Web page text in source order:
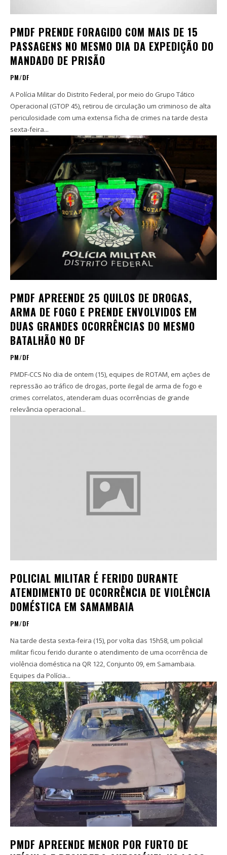
PMDF PRENDE FORAGIDO COM MAIS DE 15
PASSAGENS NO MESMO DIA DA EXPEDIÇÃO DO
MANDADO DE PRISÃO
PM/DF
A Polícia Militar do Distrito Federal, por meio do Grupo Tático
Operacional (GTOP 45), retirou de circulação um criminoso de alta
periculosidade com uma extensa ficha de crimes na tarde desta
sexta-feira...
PMDF APREENDE 25 QUILOS DE DROGAS,
ARMA DE FOGO E PRENDE ENVOLVIDOS EM
DUAS GRANDES OCORRÊNCIAS DO MESMO
BATALHÃO NO DF
PM/DF
PMDF-CCS No dia de ontem (15), equipes de ROTAM, em ações de
repressão ao tráfico de drogas, porte ilegal de arma de fogo e
crimes correlatos, atenderam duas ocorrências de grande
relevância operacional...
POLICIAL MILITAR É FERIDO DURANTE
ATENDIMENTO DE OCORRÊNCIA DE VIOLÊNCIA
DOMÉSTICA EM SAMAMBAIA
PM/DF
Na tarde desta sexta-feira (15), por volta das 15h58, um policial
militar ficou ferido durante o atendimento de uma ocorrência de
violência doméstica na QR 122, Conjunto 09, em Samambaia.
Equipes da Polícia...
PMDF APREENDE MENOR POR FURTO DE